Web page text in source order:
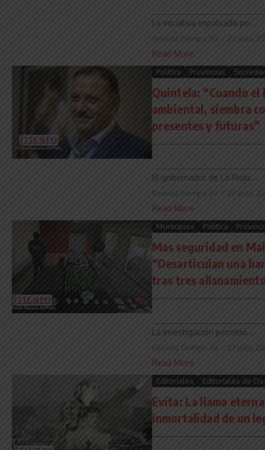
La iniciativa impulsada po...
Revista Tiempo 30 27 julio,
Read More
Política Provincias
Quintela: “Cuando
ambiental, siembra
presentes y futuras”
El gobernador de La Rioja...
Revista Tiempo 30 27 julio,
Read More
Municipios Política
Mas seguridad en
“Desarticulan una
tras tres
La investigación permitió...
Revista Tiempo 30 27 julio,
Read More
Editoriales Editoriales de
Evita: La llama
inmortalidad de un